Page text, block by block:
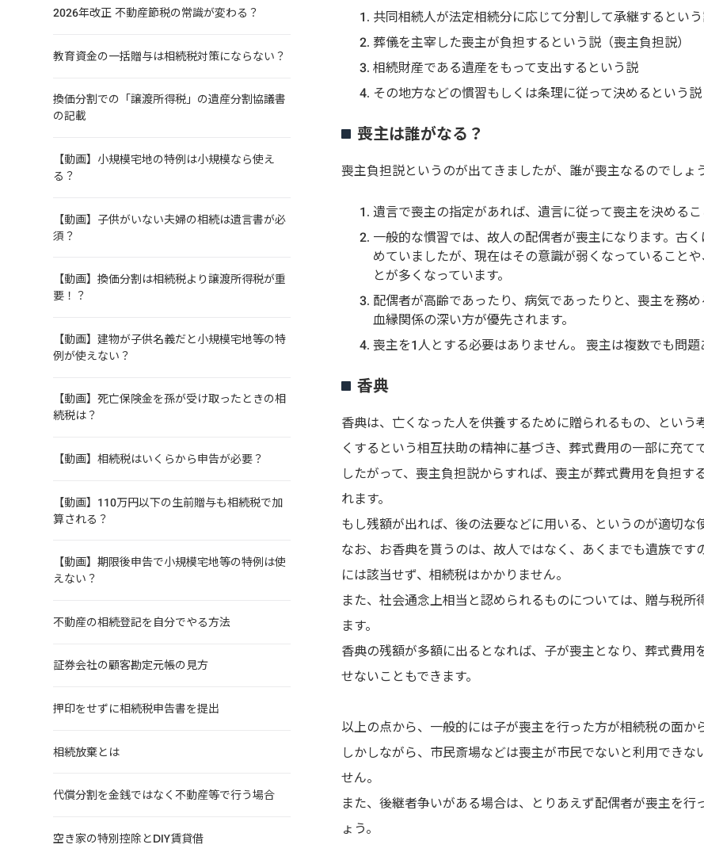
共同相続人が法定相続分に応じて分割して承継するとい
葬儀を主宰した喪主が負担するという説（喪主負担説）
相続財産である遺産をもって支出するという説
その地方などの慣習もしくは条理に従って決めるという説
喪主は誰がなる？
喪主負担説というのが出てきましたが、誰が喪主なるのでしょ
遺言で喪主の指定があれば、遺言に従って喪主を決めるこ
一般的な慣習では、故人の配偶者が喪主になります。古
めていましたが、現在はその意識が弱くなっていること
とが多くなっています。
配偶者が高齢であったり、病気であったりと、喪主を務
血縁関係の深い方が優先されます。
喪主を1人とする必要はありません。 喪主は複数でも問題
香典
香典は、亡くなった人を供養するために贈られるもの、とい
くするという相互扶助の精神に基づき、葬式費用の一部に充て
したがって、喪主負担説からすれば、喪主が葬式費用を負担
れます。
もし残額が出れば、後の法要などに用いる、というのが適切な
なお、お香典を貰うのは、故人ではなく、あくまでも遺族で
には該当せず、相続税はかかりません。
また、社会通念上相当と認められるものについては、贈与税
ます。
香典の残額が多額に出るとなれば、子が喪主となり、葬式費
せないこともできます。
以上の点から、一般的には子が喪主を行った方が相続税の面か
しかしながら、市民斎場などは喪主が市民でないと利用でき
せん。
また、後継者争いがある場合は、とりあえず配偶者が喪主を
ょう。
2026年改正 不動産節税の常識が変わる？
教育資金の一括贈与は相続税対策にならない？
換価分割での「譲渡所得税」の遺産分割協議書
の記載
【動画】小規模宅地の特例は小規模なら使え
る？
【動画】子供がいない夫婦の相続は遺言書が必
須？
【動画】換価分割は相続税より譲渡所得税が重
要！？
【動画】建物が子供名義だと小規模宅地等の特
例が使えない？
【動画】死亡保険金を孫が受け取ったときの相
続税は？
【動画】相続税はいくらから申告が必要？
【動画】110万円以下の生前贈与も相続税で加
算される？
【動画】期限後申告で小規模宅地等の特例は使
えない？
不動産の相続登記を自分でやる方法
証券会社の顧客勘定元帳の見方
押印をせずに相続税申告書を提出
相続放棄とは
代償分割を金銭ではなく不動産等で行う場合
空き家の特別控除とDIY賃貸借